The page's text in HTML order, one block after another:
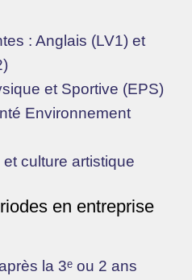
: Anglais (LV1) et
et Sportive (EPS)
Environnement
culture artistique
en entreprise
la 3ᵉ ou 2 ans